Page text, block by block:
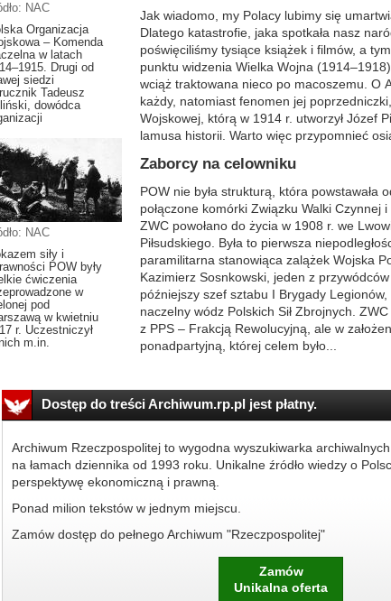
NAC
Organizacja
– Komenda
w latach
Drugi od
siedzi
Tadeusz
dowódca
NAC
siły i
POW były
ćwiczenia
w
pod
w kwietniu
r. Uczestniczył
m.in.
Jak wiadomo, my Polacy lubimy się
Dlatego katastrofie, jaka spotkała nasz
poświęciliśmy tysiące książek i filmów, a
punktu widzenia Wielka Wojna
wciąż traktowana nieco po macoszemu. O
każdy, natomiast fenomen jej
Wojskowej, którą w 1914 r. utworzył Józef
lamusa historii. Warto więc przypomnieć
Zaborcy na celowniku
POW nie była strukturą, która powstawała
połączone komórki Związku Walki Czynnej
ZWC powołano do życia w 1908 r. we
Piłsudskiego. Była to pierwsza
paramilitarna stanowiąca zalążek Wojska
Kazimierz Sosnkowski, jeden z
późniejszy szef sztabu I Brygady
naczelny wódz Polskich Sił Zbrojnych.
z PPS – Frakcją Rewolucyjną, ale w
ponadpartyjną, której celem było...
Dostęp do treści Archiwum.rp.pl jest płatny.
Archiwum Rzeczpospolitej to wygodna wyszukiwarka
na łamach dziennika od 1993 roku. Unikalne źródło wiedzy o
perspektywę ekonomiczną i prawną.
Ponad milion tekstów w jednym miejscu.
Zamów dostęp do pełnego Archiwum "Rzeczpospolitej"
Zamów
Unikalna oferta